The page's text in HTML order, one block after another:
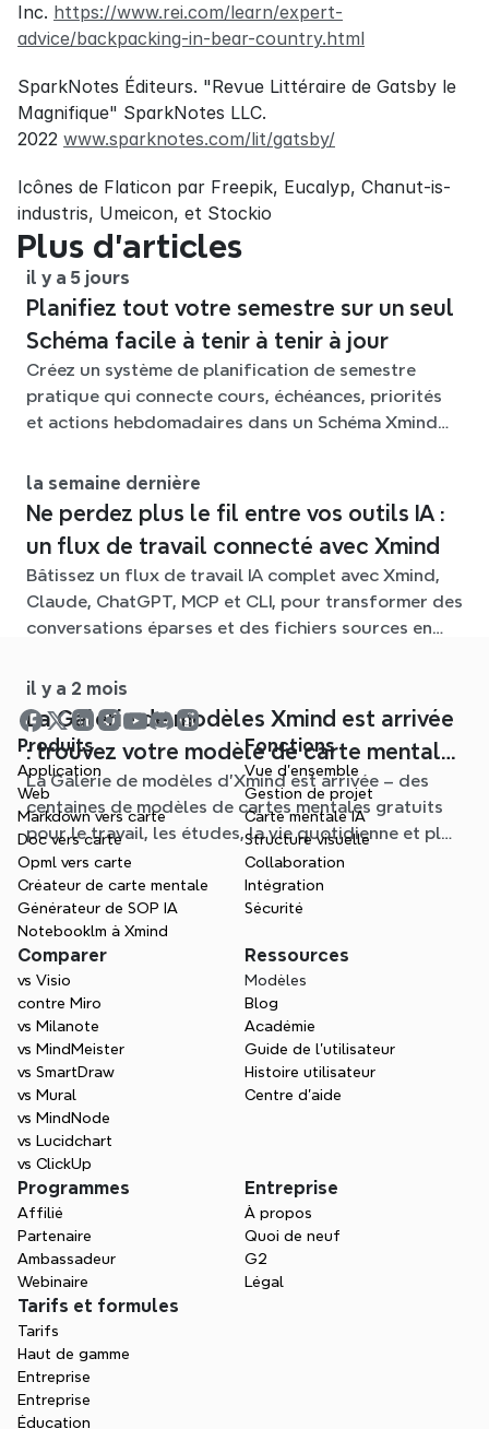
Inc. https://www.rei.com/learn/expert-
advice/backpacking-in-bear-country.html
SparkNotes Éditeurs. "Revue Littéraire de Gatsby le
Magnifique" SparkNotes LLC.
2022 www.sparknotes.com/lit/gatsby/
Icônes de Flaticon par Freepik, Eucalyp, Chanut-is-
industris, Umeicon, et Stockio
Plus d’articles
il y a 5 jours
Planifiez tout votre semestre sur un seul
Schéma facile à tenir à tenir à jour
Créez un système de planification de semestre
pratique qui connecte cours, échéances, priorités
et actions hebdomadaires dans un Schéma Xmind
la semaine dernière
Ne perdez plus le fil entre vos outils IA :
un flux de travail connecté avec Xmind
Bâtissez un flux de travail IA complet avec Xmind,
Claude, ChatGPT, MCP et CLI, pour transformer des
conversations éparses et des fichiers sources en
il y a 2 mois
La Galerie de modèles Xmind est arrivée
: trouvez votre modèle de carte mentale
pour chaque situation
La Galerie de modèles d'Xmind est arrivée – des
centaines de modèles de cartes mentales gratuits
pour le travail, les études, la vie quotidienne et plus
encore. Trouvez le point de départ idéal et oubliez
la page blanche.
Produits
Application
Web
Markdown vers carte
Doc vers carte
Opml vers carte
Créateur de carte mentale
Générateur de SOP IA
Notebooklm à Xmind
Fonctions
Vue d'ensemble
Gestion de projet
Carte mentale IA
Structure visuelle
Collaboration
Intégration
Sécurité
Comparer
vs Visio
contre Miro
vs Milanote
vs MindMeister
vs SmartDraw
vs Mural
vs MindNode
vs Lucidchart
vs ClickUp
Ressources
Modèles
Blog
Académie
Guide de l’utilisateur
Histoire utilisateur
Centre d'aide
Programmes
Affilié
Partenaire
Ambassadeur
Webinaire
Entreprise
À propos
Quoi de neuf
G2
Légal
Tarifs et formules
Tarifs
Haut de gamme
Entreprise
Entreprise
Éducation